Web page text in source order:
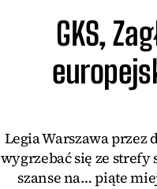
GKS,
Legia Warszawa przez
wygrzebać się ze
szanse na… piąte